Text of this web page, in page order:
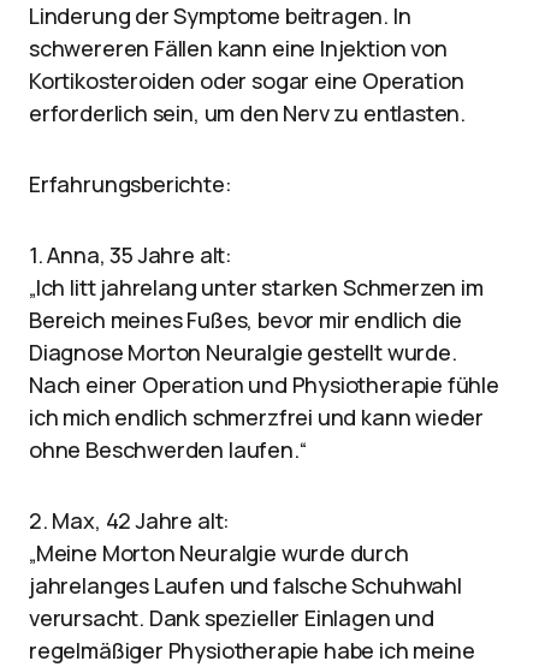
Linderung der Symptome beitragen. In
schwereren Fällen kann eine Injektion von
Kortikosteroiden oder sogar eine Operation
erforderlich sein, um den Nerv zu entlasten.
Erfahrungsberichte:
1. Anna, 35 Jahre alt:
„Ich litt jahrelang unter starken Schmerzen im
Bereich meines Fußes, bevor mir endlich die
Diagnose Morton Neuralgie gestellt wurde.
Nach einer Operation und Physiotherapie fühle
ich mich endlich schmerzfrei und kann wieder
ohne Beschwerden laufen.“
2. Max, 42 Jahre alt:
„Meine Morton Neuralgie wurde durch
jahrelanges Laufen und falsche Schuhwahl
verursacht. Dank spezieller Einlagen und
regelmäßiger Physiotherapie habe ich meine